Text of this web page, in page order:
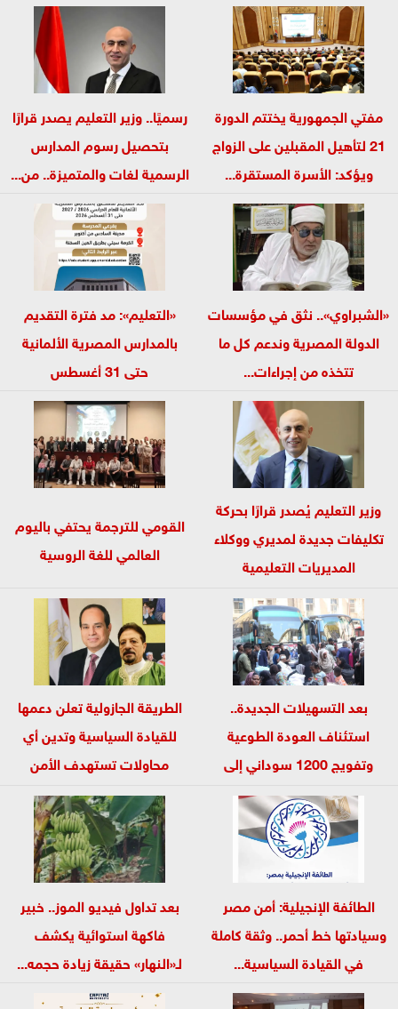
مفتي الجمهورية يختتم الدورة
21 لتأهيل المقبلين على الزواج
ويؤكد: الأسرة المستقرة...
رسميًا.. وزير التعليم يصدر قرارًا
بتحصيل رسوم المدارس
الرسمية لغات والمتميزة.. من...
«الشبراوي».. نثق في مؤسسات
الدولة المصرية وندعم كل ما
تتخذه من إجراءات...
«التعليم»: مد فترة التقديم
بالمدارس المصرية الألمانية
حتى 31 أغسطس
وزير التعليم يُصدر قرارًا بحركة
تكليفات جديدة لمديري ووكلاء
المديريات التعليمية
بالمحافظات
القومي للترجمة يحتفي باليوم
العالمي للغة الروسية
بعد التسهيلات الجديدة..
استئناف العودة الطوعية
وتفويج 1200 سوداني إلى
الوطن عبر...
الطريقة الجازولية تعلن دعمها
للقيادة السياسية وتدين أي
محاولات تستهدف الأمن
القومى...
الطائفة الإنجيلية: أمن مصر
وسيادتها خط أحمر.. وثقة كاملة
في القيادة السياسية...
بعد تداول فيديو الموز.. خبير
فاكهة استوائية يكشف
لـ«النهار» حقيقة زيادة حجمه...